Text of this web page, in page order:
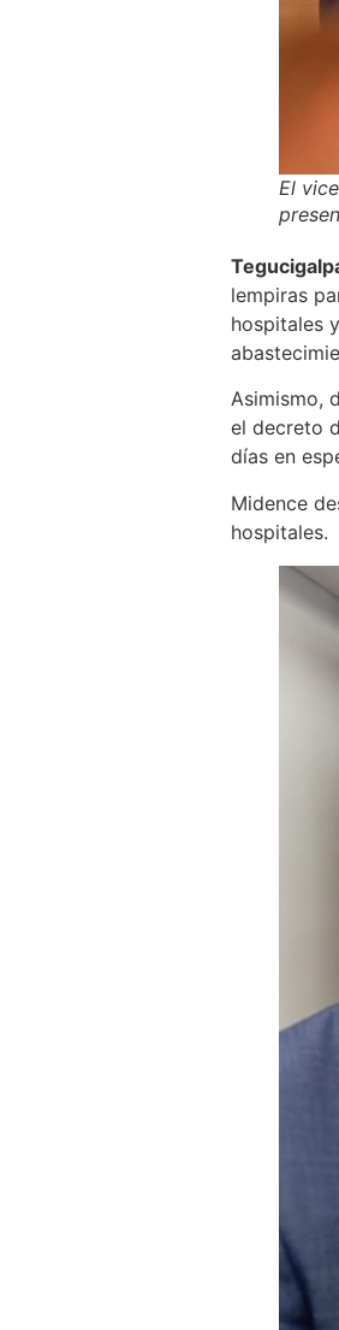
El
lempiras
hospitales
Asimismo,
el decreto
días en
Midence
hospitales.